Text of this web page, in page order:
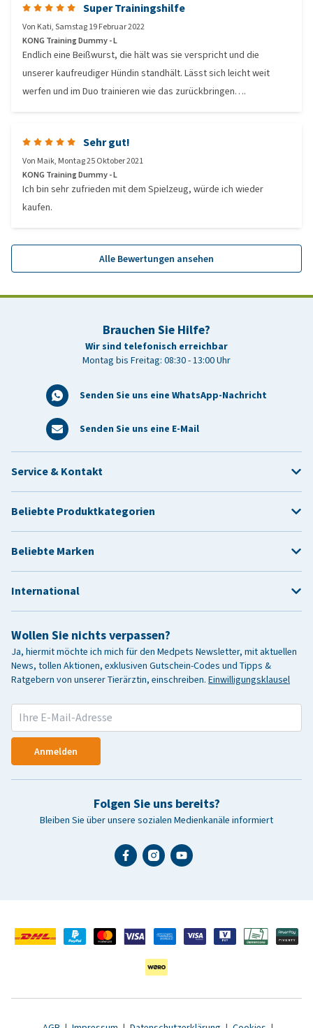
Super Trainingshilfe
Von Kati,Samstag 19 Februar 2022
KONG Training Dummy - L
Endlich eine Beißwurst, die hält was sie verspricht und die
unserer kaufreudiger Hündin standhält. Lässt sich leicht weit
werfen und im Duo trainieren wie das zurückbringen….
Sehr gut!
Von Maik, Montag 25 Oktober 2021
KONG Training Dummy - L
Ich bin sehr zufrieden mit dem Spielzeug, würde ich wieder
kaufen.
Alle Bewertungen ansehen
Brauchen Sie Hilfe?
Wir sind telefonisch erreichbar
Montag bis Freitag: 08:30 - 13:00 Uhr
Senden Sie uns eine WhatsApp-Nachricht
Senden Sie uns eine E-Mail
Wollen Sie nichts verpassen?
Ja, hiermit möchte ich mich für den Medpets Newsletter, mit aktuellen
News, tollen Aktionen, exklusiven Gutschein-Codes und Tipps &
Ratgebern von unserer Tierärztin, einschreiben. Einwilligungsklausel
Anmelden
Folgen Sie uns bereits?
Bleiben Sie über unsere sozialen Medienkanäle informiert
Service & Kontakt
Beliebte Produktkategorien
Beliebte Marken
International